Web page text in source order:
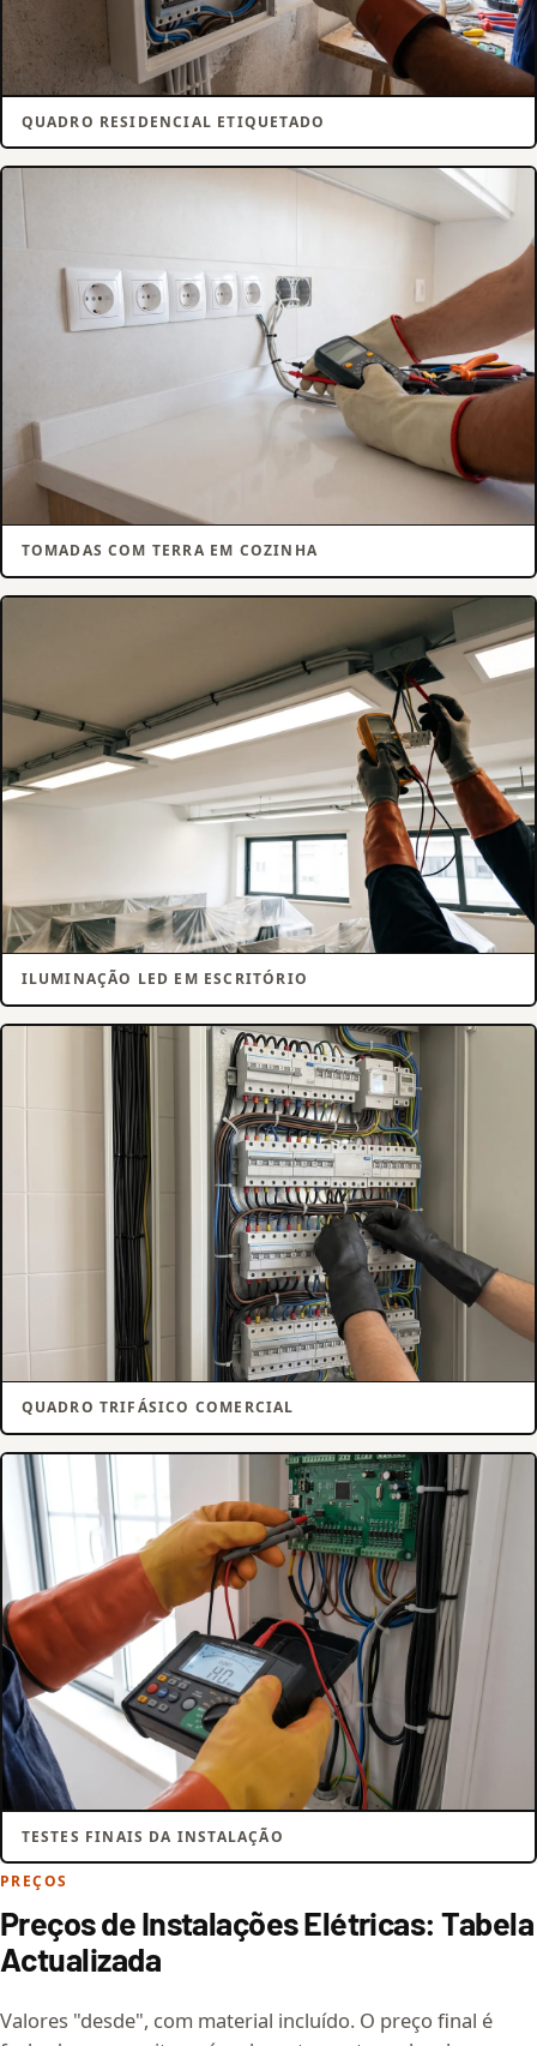
QUADRO RESIDENCIAL ETIQUETADO
TOMADAS COM TERRA EM COZINHA
ILUMINAÇÃO LED EM ESCRITÓRIO
QUADRO TRIFÁSICO COMERCIAL
TESTES FINAIS DA INSTALAÇÃO
PREÇOS
Preços de Instalações Elétricas: Tabela
Actualizada
Valores "desde", com material incluído. O preço final é